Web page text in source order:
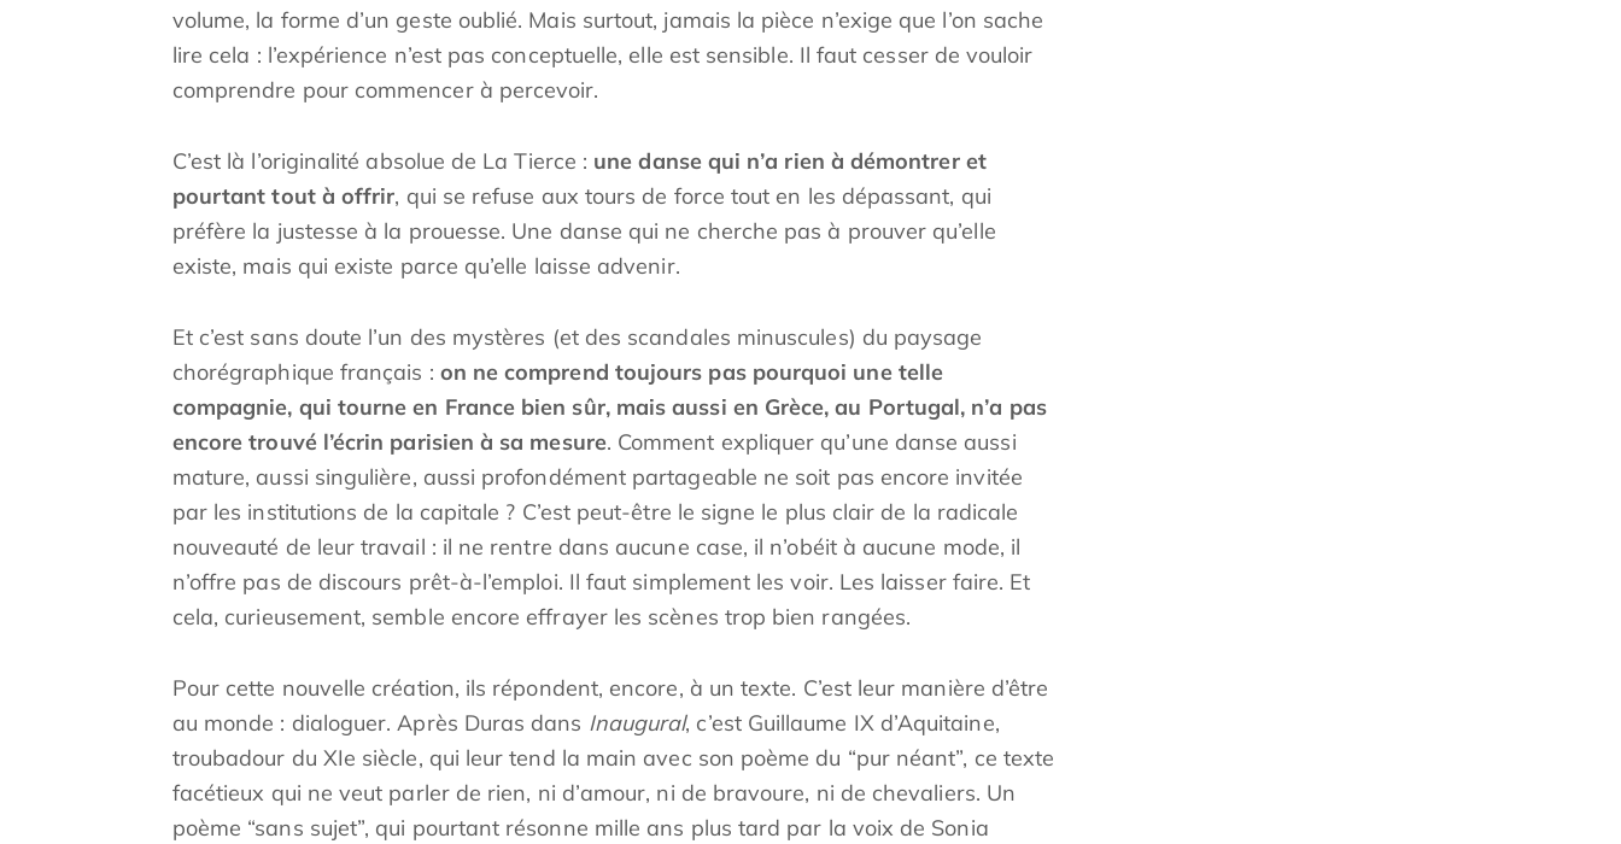
volume, la forme d’un geste oublié. Mais surtout, jamais la pièce n’exige que l’on sache
lire cela : l’expérience n’est pas conceptuelle, elle est sensible. Il faut cesser de vouloir
comprendre pour commencer à percevoir.
C’est là l’originalité absolue de La Tierce : une danse qui n’a rien à démontrer et
pourtant tout à offrir, qui se refuse aux tours de force tout en les dépassant, qui
préfère la justesse à la prouesse. Une danse qui ne cherche pas à prouver qu’elle
existe, mais qui existe parce qu’elle laisse advenir.
Et c’est sans doute l’un des mystères (et des scandales minuscules) du paysage
chorégraphique français : on ne comprend toujours pas pourquoi une telle
compagnie, qui tourne en France bien sûr, mais aussi en Grèce, au Portugal, n’a pas
encore trouvé l’écrin parisien à sa mesure. Comment expliquer qu’une danse aussi
mature, aussi singulière, aussi profondément partageable ne soit pas encore invitée
par les institutions de la capitale ? C’est peut-être le signe le plus clair de la radicale
nouveauté de leur travail : il ne rentre dans aucune case, il n’obéit à aucune mode, il
n’offre pas de discours prêt-à-l’emploi. Il faut simplement les voir. Les laisser faire. Et
cela, curieusement, semble encore effrayer les scènes trop bien rangées.
Pour cette nouvelle création, ils répondent, encore, à un texte. C’est leur manière d’être
au monde : dialoguer. Après Duras dans Inaugural, c’est Guillaume IX d’Aquitaine,
troubadour du XIe siècle, qui leur tend la main avec son poème du “pur néant”, ce texte
facétieux qui ne veut parler de rien, ni d’amour, ni de bravoure, ni de chevaliers. Un
poème “sans sujet”, qui pourtant résonne mille ans plus tard par la voix de Sonia